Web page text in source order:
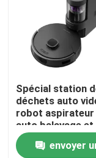
vidéos
Visite d'usine
Contrôle de
Spécial station
déchets auto
robot aspirateur
auto balayage et
nettoyage
envoyer